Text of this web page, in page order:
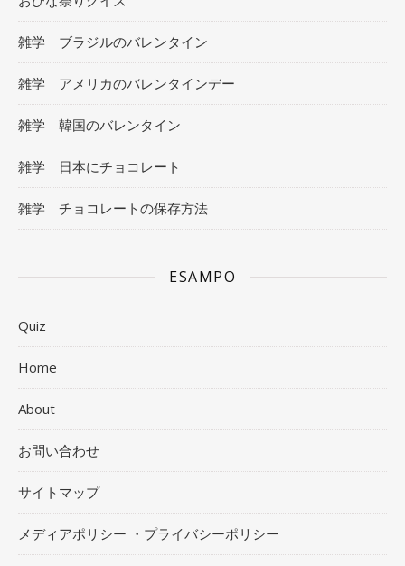
雑学 ブラジルのバレンタイン
雑学 アメリカのバレンタインデー
雑学 韓国のバレンタイン
雑学 日本にチョコレート
雑学 チョコレートの保存方法
ESAMPO
Quiz
Home
About
お問い合わせ
サイトマップ
メディアポリシー ・プライバシーポリシー